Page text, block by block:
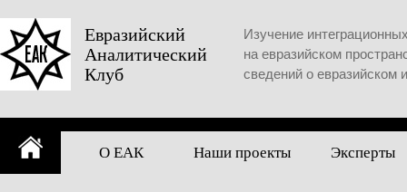
to
content
Евразийский
Аналитический
Клуб
Изучение
на евразийском
сведений о евразийском
О ЕАК Наши проекты Эксперты